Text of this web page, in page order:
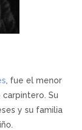
, fue el menor
Su
y su familia